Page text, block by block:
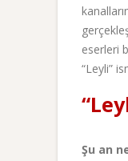
eserleri
“Leyli”
Şu an